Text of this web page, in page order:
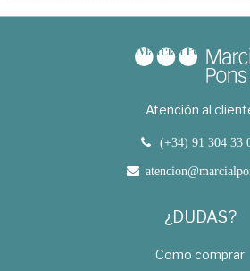
Atención al
(+34) 91 304 33
¿DUDAS?
Como comprar